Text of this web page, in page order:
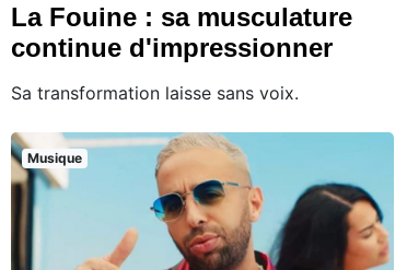
La Fouine : sa musculature
continue d'impressionner
Sa transformation laisse sans voix.
Musique